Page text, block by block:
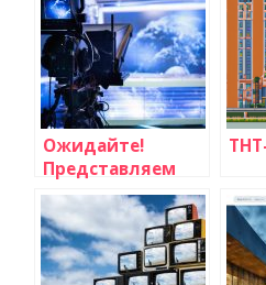
Ожидайте!
Представляем
Вам новый
телевизионный
канал «Вещание»